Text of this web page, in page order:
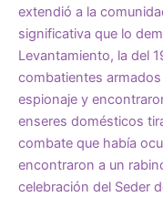
extendió a la
significativa que lo
Levantamiento, la del
combatientes
espionaje y
enseres domésticos
combate que había
encontraron a un
celebración del Seder